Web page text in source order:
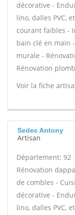
décorative -
lino, dalles PVC,
courant faibles -
bain clé en main
murale -
Rénovation
Voir la fiche
Sedec Antony
Artisan
Département: 92
Rénovation
de combles -
décorative -
lino, dalles PVC,